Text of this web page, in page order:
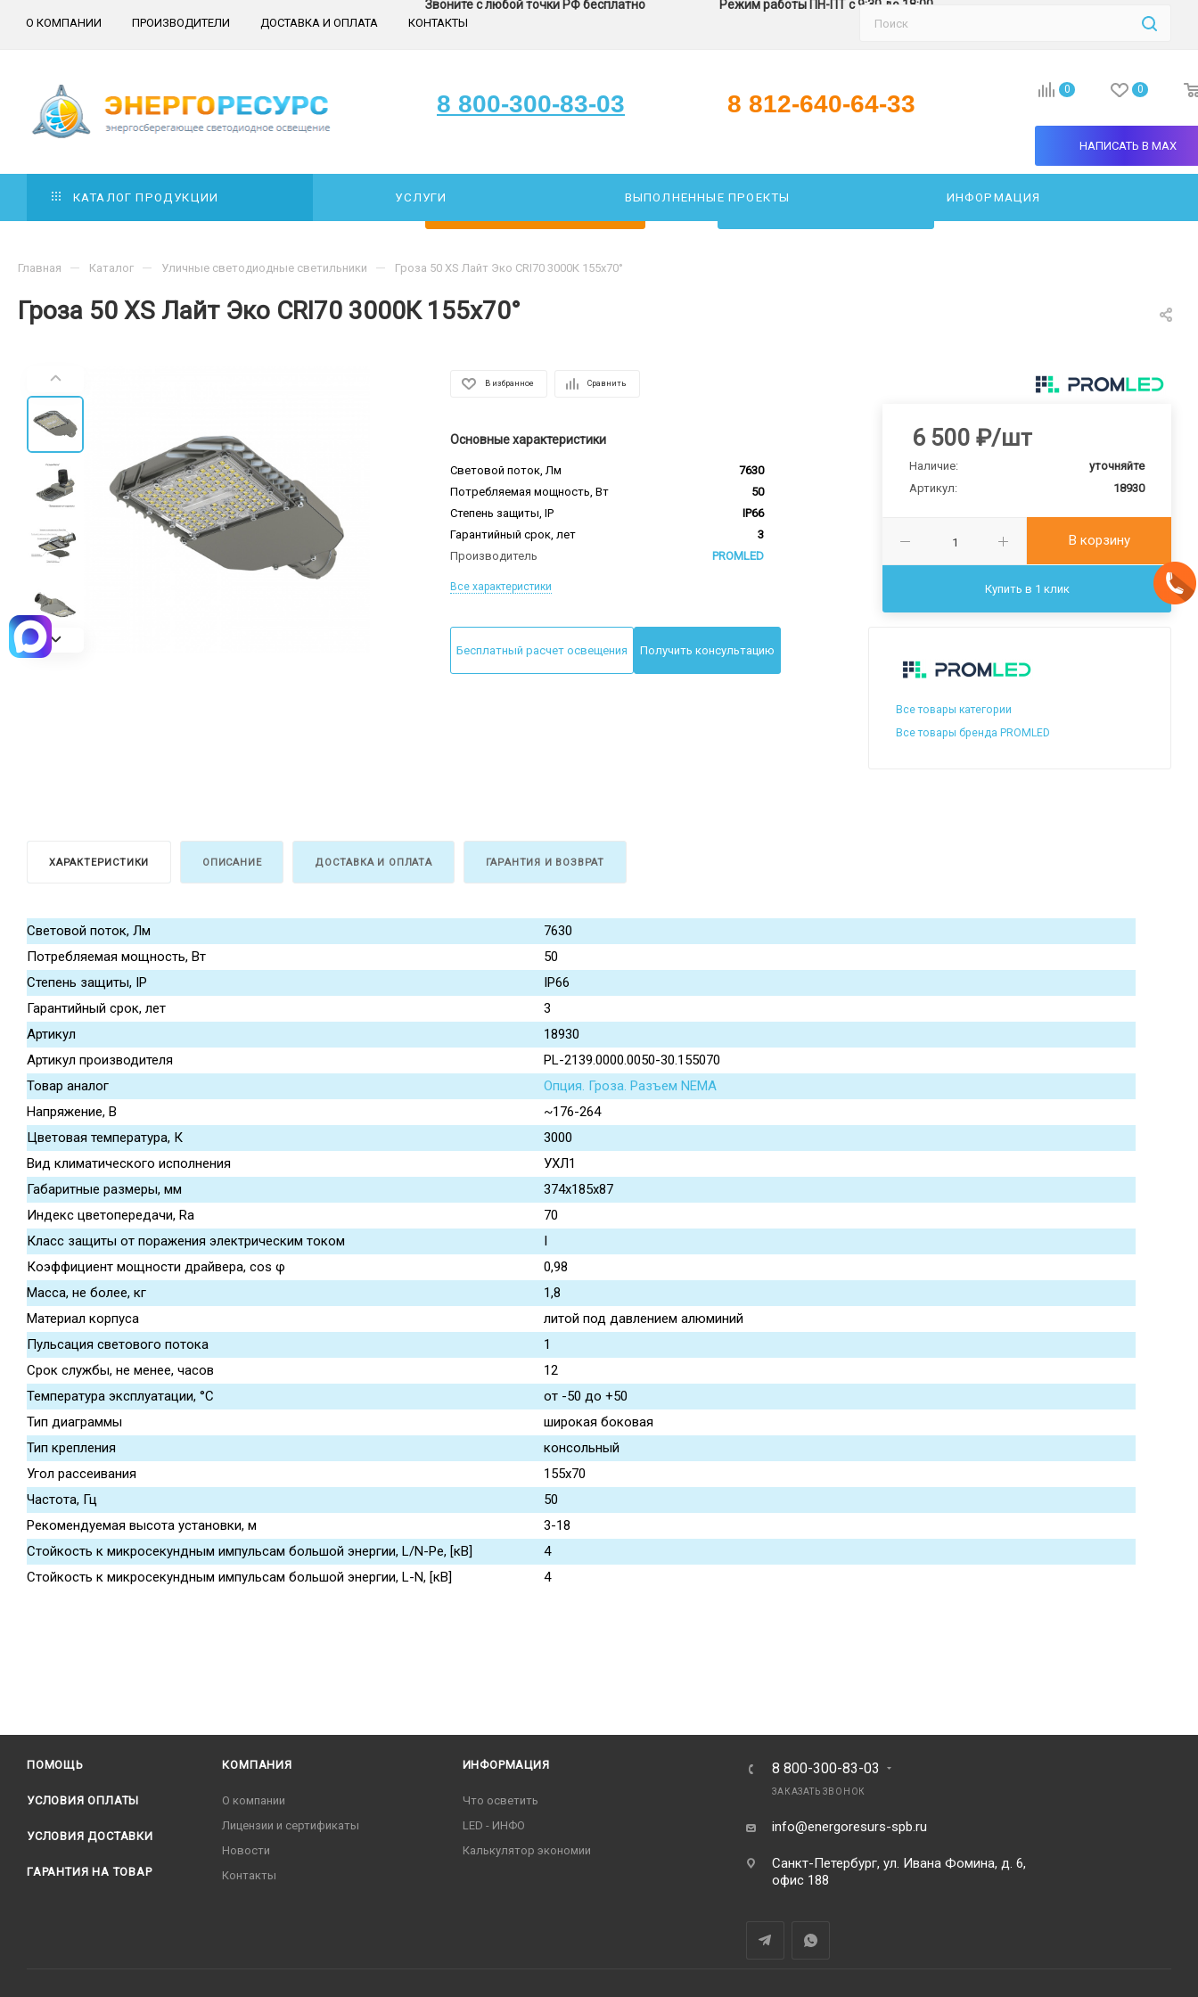
О КОМПАНИИ ПРОИЗВОДИТЕЛИ ДОСТАВКА И ОПЛАТА КОНТАКТЫ
Звоните с любой точки РФ бесплатно
8 800-300-83-03
Режим работы ПН-ПТ с 9:30 до 18:00
8 812-640-64-33
0 0
НАПИСАТЬ В MAX
КАТАЛОГ ПРОДУКЦИИ УСЛУГИ ВЫПОЛНЕННЫЕ ПРОЕКТЫ ИНФОРМАЦИЯ
Гроза 50 XS Лайт Эко CRI70 3000К 155х70°
Главная — Каталог — Уличные светодиодные светильники — Гроза 50 XS Лайт Эко CRI70 3000К 155х70°
В избранное Сравнить
Основные характеристики
Световой поток, Лм
7630
Потребляемая мощность, Вт
50
Степень защиты, IP
IP66
Гарантийный срок, лет
3
Производитель
PROMLED
Все характеристики
6 500 ₽/шт
Наличие:
уточняйте
Артикул:
18930
В корзину
Купить в 1 клик
Бесплатный расчет освещения Получить консультацию
Все товары категории
Все товары бренда PROMLED
ХАРАКТЕРИСТИКИ ОПИСАНИЕ ДОСТАВКА И ОПЛАТА ГАРАНТИЯ И ВОЗВРАТ
Световой поток, Лм
7630
Потребляемая мощность, Вт
50
Степень защиты, IP
IP66
Гарантийный срок, лет
3
Артикул
18930
Артикул производителя
PL-2139.0000.0050-30.155070
Товар аналог
Опция. Гроза. Разъем NEMA
Напряжение, В
~176-264
Цветовая температура, К
3000
Вид климатического исполнения
УХЛ1
Габаритные размеры, мм
374x185x87
Индекс цветопередачи, Ra
70
Класс защиты от поражения электрическим током
I
Коэффициент мощности драйвера, cos φ
0,98
Масса, не более, кг
1,8
Материал корпуса
литой под давлением алюминий
Пульсация светового потока
1
Срок службы, не менее, часов
12
Температура эксплуатации, °С
от -50 до +50
Тип диаграммы
широкая боковая
Тип крепления
консольный
Угол рассеивания
155x70
Частота, Гц
50
Рекомендуемая высота установки, м
3-18
Стойкость к микросекундным импульсам большой энергии, L/N-Pe, [кВ]
4
Стойкость к микросекундным импульсам большой энергии, L-N, [кВ]
4
ПОМОЩЬ
УСЛОВИЯ ОПЛАТЫ
УСЛОВИЯ ДОСТАВКИ
ГАРАНТИЯ НА ТОВАР
КОМПАНИЯ
О компании
Лицензии и сертификаты
Новости
Контакты
ИНФОРМАЦИЯ
Что осветить
LED - ИНФО
Калькулятор экономии
8 800-300-83-03
ЗАКАЗАТЬ ЗВОНОК
info@energoresurs-spb.ru
Санкт-Петербург, ул. Ивана Фомина, д. 6,
офис 188